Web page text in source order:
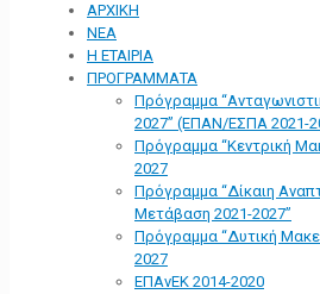
ΑΡΧΙΚΗ
ΝΕΑ
Η ΕΤΑΙΡΙΑ
ΠΡΟΓΡΑΜΜΑΤΑ
Πρόγραμμα
2027” (ΕΠΑΝ/ΕΣΠΑ 2021-
Πρόγραμμα “Κεντρική
2027
Πρόγραμμα “Δίκαιη
Μετάβαση 2021-2027”
Πρόγραμμα “Δυτική
2027
ΕΠΑνΕΚ 2014-2020